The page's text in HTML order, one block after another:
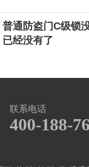
通防盗门C级锁
经没有了
联系电话
400-188-